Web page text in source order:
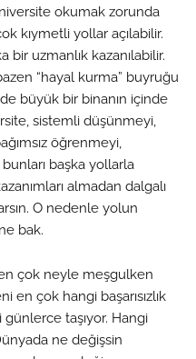
okumak zorunda
kıymetli yollar açılabilir.
bir uzmanlık kazanılabilir.
“hayal kurma” buyruğu
büyük bir binanın içinde
sistemli düşünmeyi,
öğrenmeyi,
bunları başka yollarla
almadan dalgalı
O nedenle yolun
bak.
çok neyle meşgulken
en çok hangi başarısızlık
günlerce taşıyor. Hangi
ne değişsin